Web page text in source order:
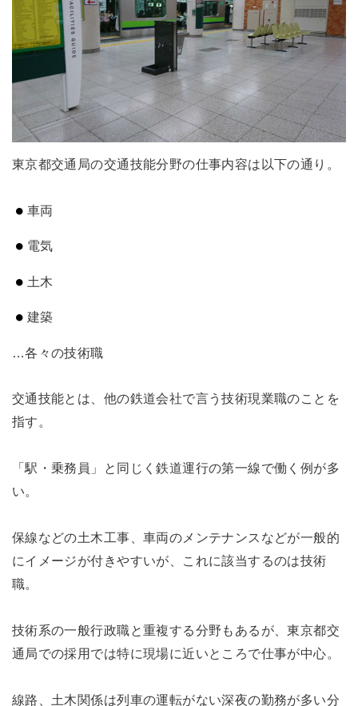
東京都交通局の交通技能分野の仕事内容は以下の通り。
車両
電気
土木
建築
…各々の技術職
交通技能とは、他の鉄道会社で言う技術現業職のことを
指す。
「駅・乗務員」と同じく鉄道運行の第一線で働く例が多
い。
保線などの土木工事、車両のメンテナンスなどが一般的
にイメージが付きやすいが、これに該当するのは技術
職。
技術系の一般行政職と重複する分野もあるが、東京都交
通局での採用では特に現場に近いところで仕事が中心。
線路、土木関係は列車の運転がない深夜の勤務が多い分